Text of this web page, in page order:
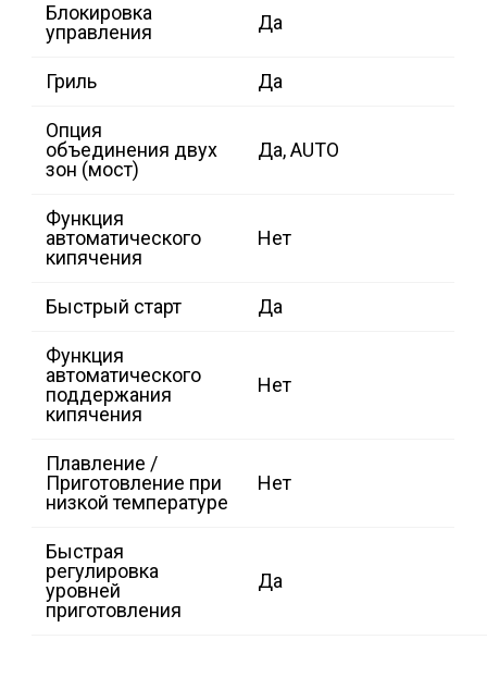
Блокировка
управления
Да
Гриль Да
Опция
объединения двух
зон (мост)
Да, AUTO
Функция
автоматического
кипячения
Нет
Быстрый старт Да
Функция
автоматического
поддержания
кипячения
Нет
Плавление /
Приготовление при
низкой температуре
Нет
Быстрая
регулировка
уровней
приготовления
Да